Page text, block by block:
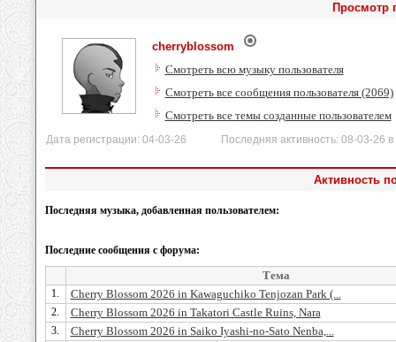
Просмотр
cherryblossom
Смотреть всю музыку пользователя
Смотреть все сообщения пользователя (2069)
Смотреть все темы созданные пользователем
Дата регистрации: 04-03-26 Последняя активность: 08-03-26 в
Активность
Последняя музыка, добавленная пользователем:
Последние сообщения с форума:
Тема
1. Cherry Blossom 2026 in Kawaguchiko Tenjozan Park (...
2. Cherry Blossom 2026 in Takatori Castle Ruins, Nara
3. Cherry Blossom 2026 in Saiko Iyashi-no-Sato Nenba,...